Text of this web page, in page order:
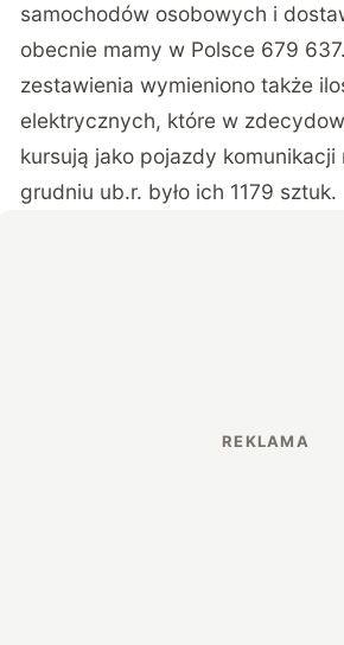
samochodów osobowych i
obecnie mamy w Polsce 679
zestawienia wymieniono także
elektrycznych, które w
kursują jako pojazdy komunikacji
grudniu ub.r. było ich 1179 sztuk.